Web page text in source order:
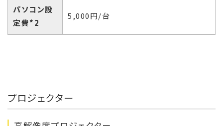
パソコン設
定費*2
5,000円/台
プロジェクター